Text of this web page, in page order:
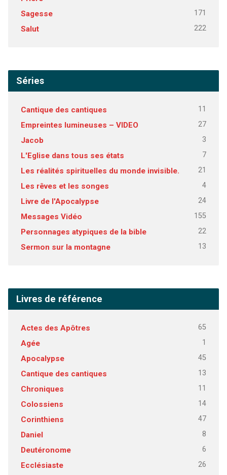
Sagesse 171
Salut 222
Séries
Cantique des cantiques 11
Empreintes lumineuses – VIDEO 27
Jacob 3
L'Eglise dans tous ses états 7
Les réalités spirituelles du monde invisible. 21
Les rêves et les songes 4
Livre de l'Apocalypse 24
Messages Vidéo 155
Personnages atypiques de la bible 22
Sermon sur la montagne 13
Livres de référence
Actes des Apôtres 65
Agée 1
Apocalypse 45
Cantique des cantiques 13
Chroniques 11
Colossiens 14
Corinthiens 47
Daniel 8
Deutéronome 6
Ecclésiaste 26